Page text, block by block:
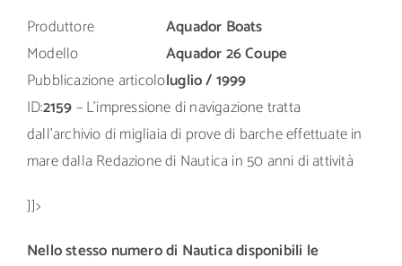
Produttore
Aquador Boats
Modello
Aquador 26 Coupe
Pubblicazione articololuglio / 1999
ID:2159– L’impressione di navigazione tratta
dall’archivio di migliaia di prove di barche effettuate in
mare dalla Redazione di Nautica in 50 anni di attività
]]>
Nello stesso numero di Nautica disponibili le